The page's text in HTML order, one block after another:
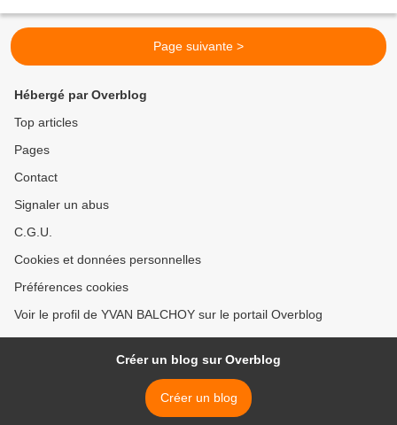
Page suivante >
Hébergé par Overblog
Top articles
Pages
Contact
Signaler un abus
C.G.U.
Cookies et données personnelles
Préférences cookies
Voir le profil de YVAN BALCHOY sur le portail Overblog
Créer un blog sur Overblog
Créer un blog